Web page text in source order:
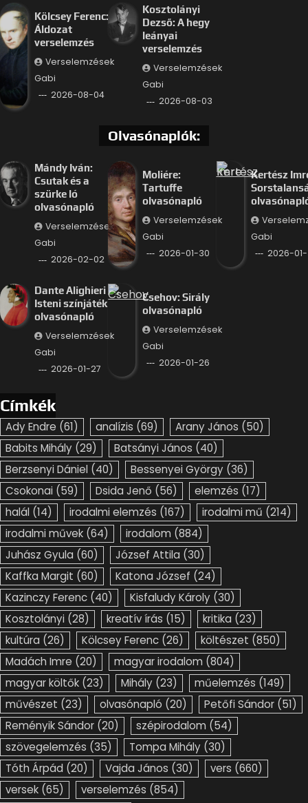
Kölcsey Ferenc:
Áldozat
verselemzés
Verselemzések
Gabi
2026-08-04
Kosztolányi
Dezső: A hegy
leányai
verselemzés
Verselemzések
Gabi
2026-08-03
Olvasónaplók:
Mándy Iván:
Csutak és a
szürke ló
olvasónapló
Verselemzések
Gabi
2026-02-02
Moliére:
Tartuffe
olvasónapló
Verselemzések
Gabi
2026-01-30
Kertész
Gabi
2026-
Dante Alighieri –
Isteni színjáték
olvasónapló
Verselemzések
Gabi
2026-01-27
Csehov: Sirály
olvasónapló
Verselemzések
Gabi
2026-01-26
Címkék
Ady Endre (61) analízis (69) Arany János (50)
Babits Mihály (29) Batsányi János (40)
Berzsenyi Dániel (40) Bessenyei György (36)
Csokonai (59) Dsida Jenő (56) elemzés (17)
halál (14) irodalmi elemzés (167) irodalmi mű (214)
irodalmi művek (64) irodalom (884)
Juhász Gyula (60) József Attila (30)
Kaffka Margit (60) Katona József (24)
Kazinczy Ferenc (40) Kisfaludy Károly (30)
Kosztolányi (28) kreatív írás (15) kritika (23)
kultúra (26) Kölcsey Ferenc (26) költészet (850)
Madách Imre (20) magyar irodalom (804)
magyar költők (23) Mihály (23) műelemzés (149)
művészet (23) olvasónapló (20) Petőfi Sándor (51)
Reményik Sándor (20) szépirodalom (54)
szövegelemzés (35) Tompa Mihály (30)
Tóth Árpád (20) Vajda János (30) vers (660)
versek (65) verselemzés (854)